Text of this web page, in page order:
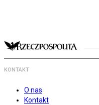
KONTAKT
O nas
Kontakt